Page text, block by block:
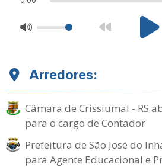
Arredores:
Câmara de Crissiumal - RS
para o cargo de Contador
Prefeitura de São José do
para Agente Educacional e